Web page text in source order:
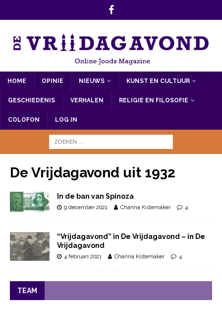
HOME OPINIE NIEUWS KUNST EN CULTUUR
GESCHIEDENIS VERHALEN RELIGIE EN FILOSOFIE
COLOFON LOG IN
De Vrijdagavond uit 1932
In de ban van Spinoza
9 december 2021 Channa Kistemaker 4
“Vrijdagavond” in De Vrijdagavond – in De
Vrijdagavond
4 februari 2021 Channa Kistemaker 4
TEAM